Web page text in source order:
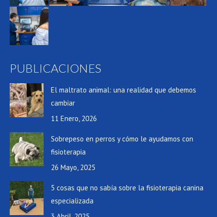
PUBLICACIONES
El maltrato animal: una realidad que debemos
cambiar
11 Enero, 2026
Sobrepeso en perros y cómo le ayudamos con
fisioterapia
26 Mayo, 2025
5 cosas que no sabía sobre la fisioterapia canina
especializada